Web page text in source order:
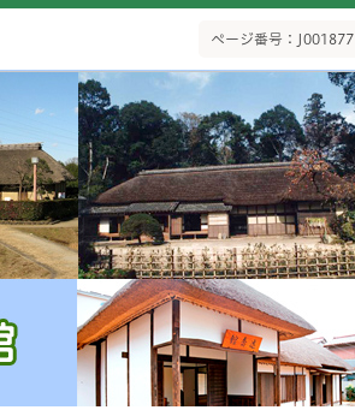
ページ番号：J001877